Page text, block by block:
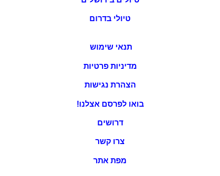
טיולי בדרום
תנאי שימוש
מדיניות פרטיות
הצהרת נגישות
בואו לפרסם אצלנו!
דרושים
צרו קשר
מפת אתר